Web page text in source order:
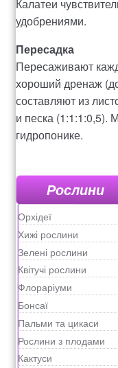
Калатеи
удобрениями.
Пересадка
Пересаживают
хороший дренаж
составляют из
и песка
гидропонике.
Рослини
Орхідеї
Хижі рослини
Зелені рослини
Квітучі рослини
Флораріуми
Бонсаї
Пальми та цикаси
Рослини з плодами
Кактуси